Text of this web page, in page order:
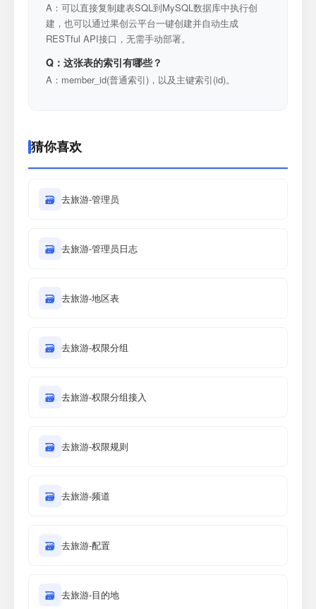
A：可以直接复制建表SQL到MySQL数据库中执行创
建，也可以通过果创云平台一键创建并自动生成
RESTful API接口，无需手动部署。
Q：这张表的索引有哪些？
A：member_id(普通索引)，以及主键索引(id)。
猜你喜欢
🗃 去旅游-管理员
🗃 去旅游-管理员日志
🗃 去旅游-地区表
🗃 去旅游-权限分组
🗃 去旅游-权限分组接入
🗃 去旅游-权限规则
🗃 去旅游-频道
🗃 去旅游-配置
🗃 去旅游-目的地